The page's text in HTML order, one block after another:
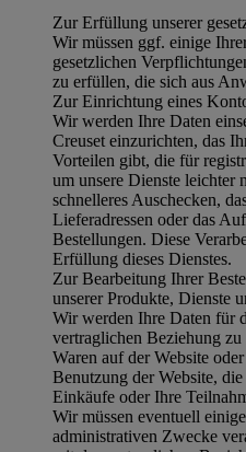
Zur Erfüllung unserer
Wir müssen ggf. einige
gesetzlichen
zu erfüllen, die sich aus
Zur Einrichtung eines
Wir werden Ihre Daten
Creuset einzurichten, das
Vorteilen gibt, die für
um unsere Dienste leichter
schnelleres Auschecken,
Lieferadressen oder das
Bestellungen. Diese
Erfüllung dieses Dienstes.
Zur Bearbeitung Ihrer
unserer Produkte, Dienste
Wir werden Ihre Daten für
vertraglichen Beziehung
Waren auf der Website
Benutzung der Website,
Einkäufe oder Ihre
Wir müssen eventuell
administrativen Zwecke